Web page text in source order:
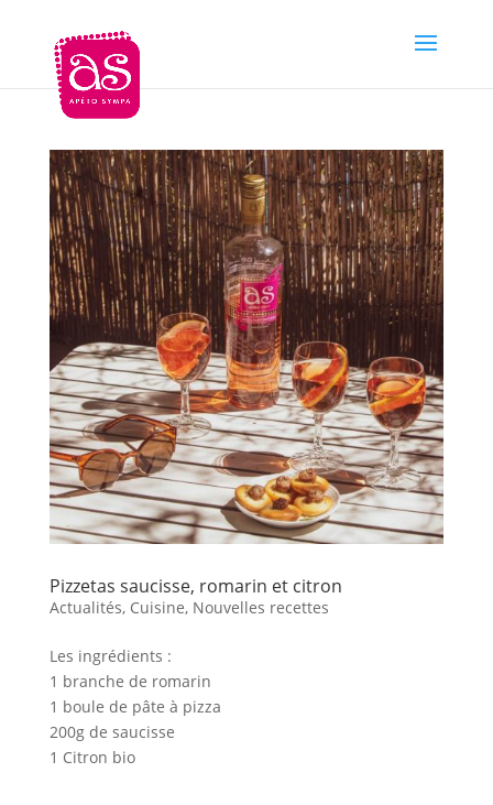
Pizzetas saucisse, romarin et citron
Actualités, Cuisine, Nouvelles recettes
Les ingrédients :
1 branche de romarin
1 boule de pâte à pizza
200g de saucisse
1 Citron bio